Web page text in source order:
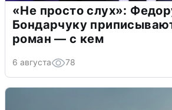
«Не просто слух»:
Бондарчуку
роман — с кем
6 августа 78